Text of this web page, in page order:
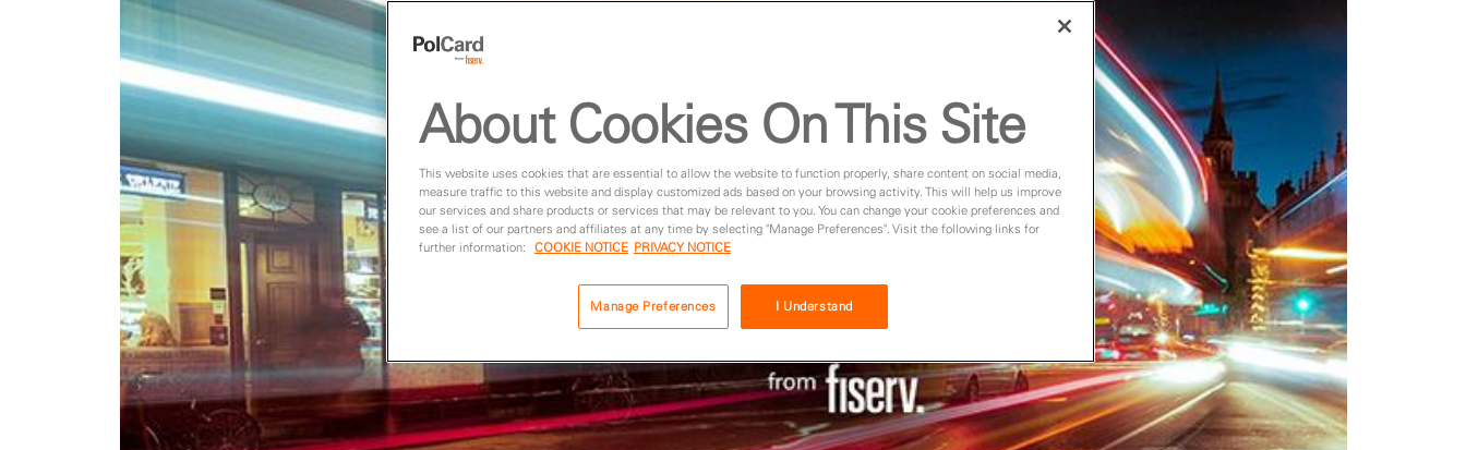
About Cookies On This Site
This website uses cookies that are essential to allow the website to function properly, share content on social media,
measure traffic to this website and display customized ads based on your browsing activity. This will help us improve
our services and share products or services that may be relevant to you. You can change your cookie preferences and
see a list of our partners and affiliates at any time by selecting "Manage Preferences". Visit the following links for
further information:
COOKIE NOTICE PRIVACY NOTICE
Manage Preferences I Understand